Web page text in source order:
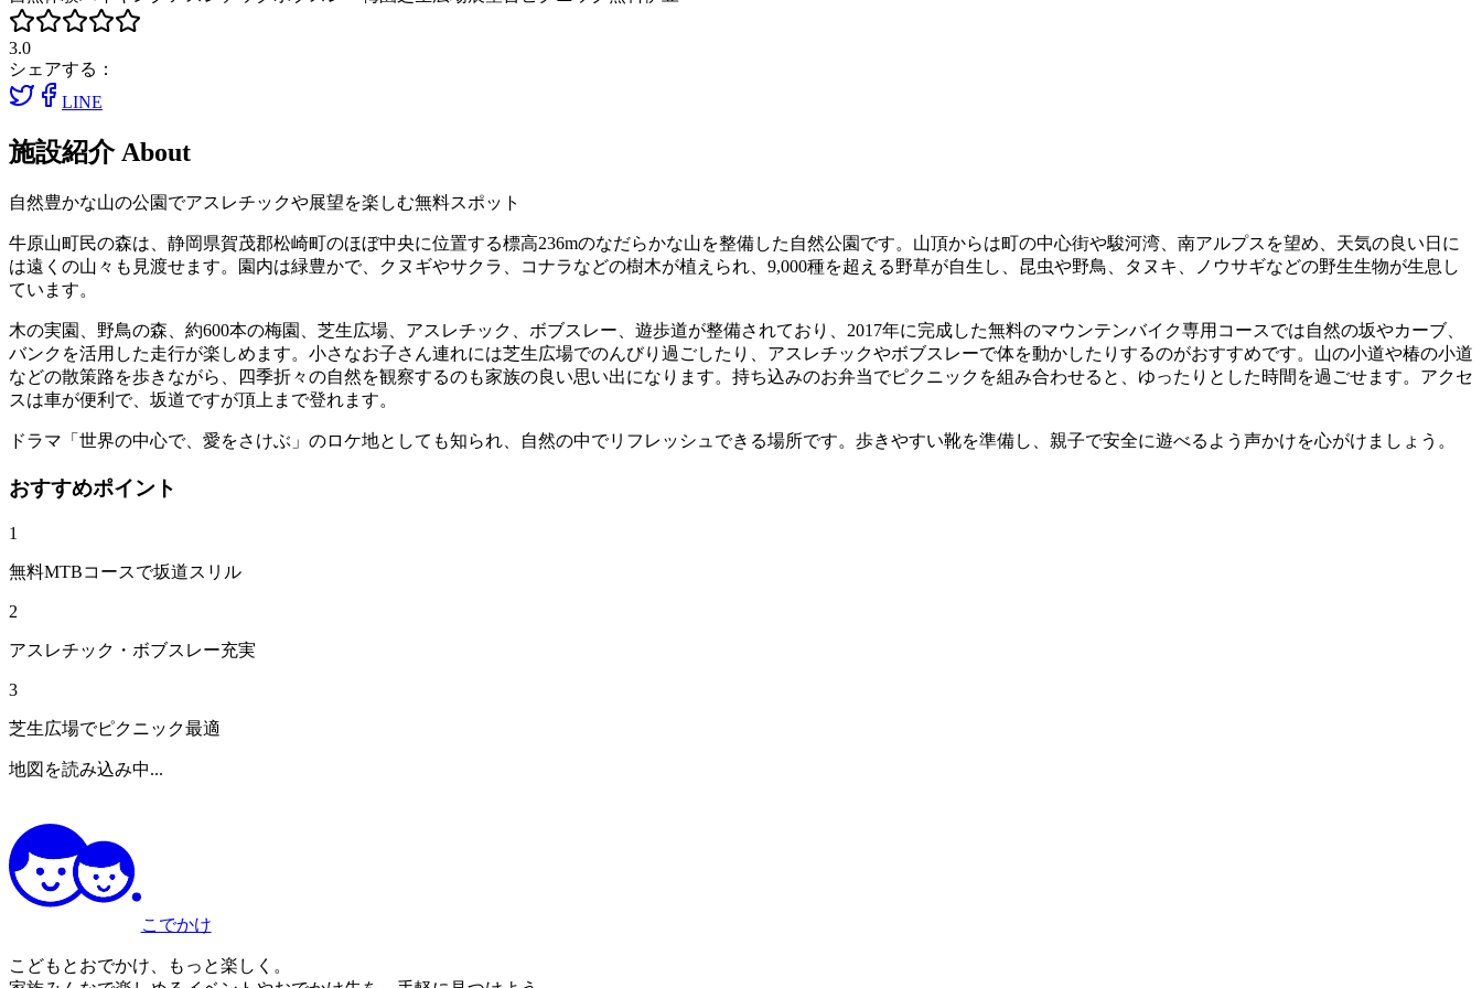
3.0
シェアする：
LINE
施設紹介 About
自然豊かな山の公園でアスレチックや展望を楽しむ無料スポット
牛原山町民の森は、静岡県賀茂郡松崎町のほぼ中央に位置する標高236mのなだらかな山を整備した自然公園です。山頂からは町の中心街や駿河湾、南アルプスを望め、天気の良い日に
は遠くの山々も見渡せます。園内は緑豊かで、クヌギやサクラ、コナラなどの樹木が植えられ、9,000種を超える野草が自生し、昆虫や野鳥、タヌキ、ノウサギなどの野生生物が生息し
ています。
木の実園、野鳥の森、約600本の梅園、芝生広場、アスレチック、ボブスレー、遊歩道が整備されており、2017年に完成した無料のマウンテンバイク専用コースでは自然の坂やカーブ、
バンクを活用した走行が楽しめます。小さなお子さん連れには芝生広場でのんびり過ごしたり、アスレチックやボブスレーで体を動かしたりするのがおすすめです。山の小道や椿の小道
などの散策路を歩きながら、四季折々の自然を観察するのも家族の良い思い出になります。持ち込みのお弁当でピクニックを組み合わせると、ゆったりとした時間を過ごせます。アクセ
スは車が便利で、坂道ですが頂上まで登れます。
ドラマ「世界の中心で、愛をさけぶ」のロケ地としても知られ、自然の中でリフレッシュできる場所です。歩きやすい靴を準備し、親子で安全に遊べるよう声かけを心がけましょう。
おすすめポイント
1
無料MTBコースで坂道スリル
2
アスレチック・ボブスレー充実
3
芝生広場でピクニック最適
地図を読み込み中...
こでかけ
こどもとおでかけ、もっと楽しく。